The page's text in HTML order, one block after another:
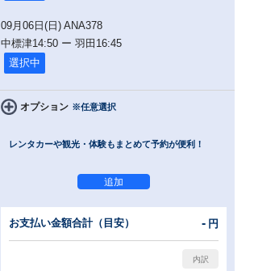
09月06日(日) ANA378
中標津14:50 ー 羽田 16:45
選択中
オプション ※任意選択
レンタカーや観光・体験もまとめて予約が便利！
お支払い金額合計（目安） - 円